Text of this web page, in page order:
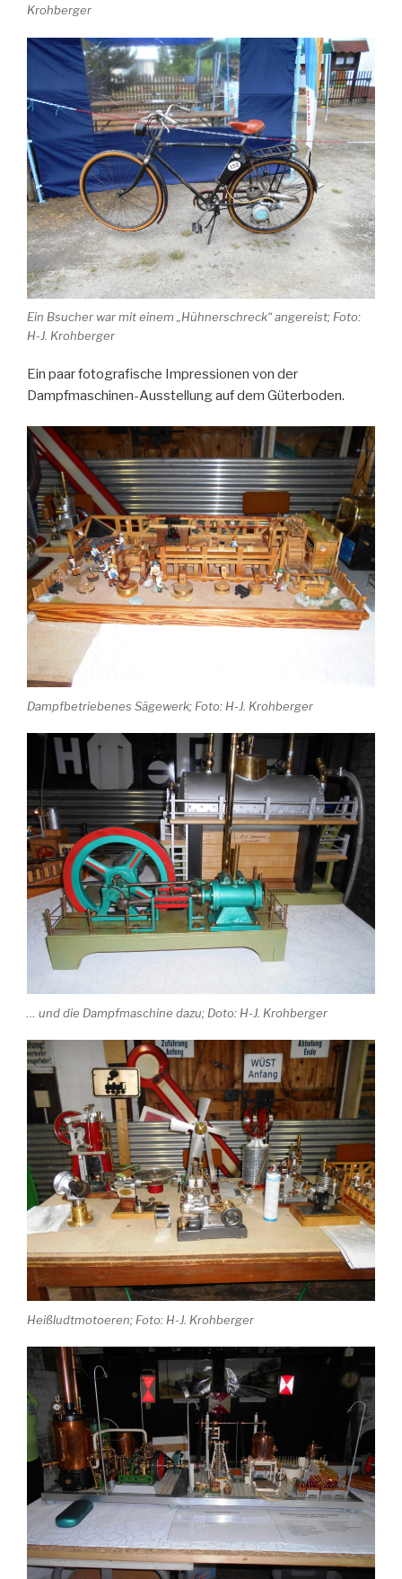
Krohberger
Ein Bsucher war mit einem „Hühnerschreck“ angereist; Foto:
H-J. Krohberger
Ein paar fotografische Impressionen von der
Dampfmaschinen-Ausstellung auf dem Güterboden.
Dampfbetriebenes Sägewerk; Foto: H-J. Krohberger
… und die Dampfmaschine dazu; Doto: H-J. Krohberger
Heißludtmotoeren; Foto: H-J. Krohberger